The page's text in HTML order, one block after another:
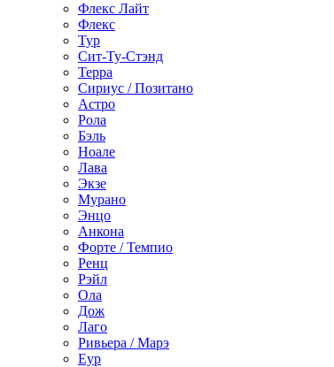
Флекс Лайт
Флекс
Тур
Сит-Ту-Стэнд
Терра
Сириус / Позитано
Астро
Рола
Бэль
Ноале
Лава
Экзе
Мурано
Энцо
Анкона
Форте / Темпио
Ренц
Рэйл
Ола
Дож
Лаго
Ривьера / Марэ
Еур